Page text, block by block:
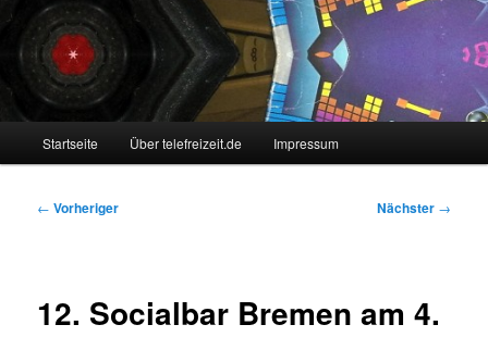
Startseite Über telefreizeit.de Impressum
Beitragsnavigation
← Vorheriger Nächster →
12. Socialbar Bremen am 4.